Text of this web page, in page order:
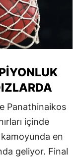
Panathinaikos
içinde
en
geliyor. Final